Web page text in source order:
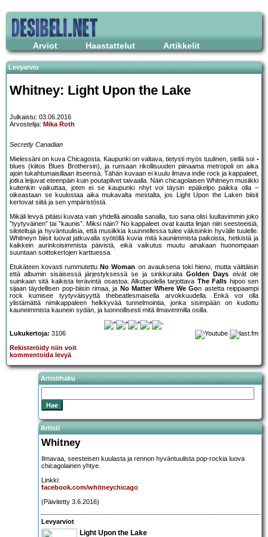
Arviot Haastattelut Artikkelit
Levyarvio
Whitney: Light Upon the Lake
Julkaistu: 03.06.2016
Arvostelija: Mika Roth
Secretly Canadian
Mielessäni on kuva Chicagosta. Kaupunki on valtava, tietysti myös tuulinen, siellä soi
blues (kiitos Blues Brothersin), ja runsaan rikollisuuden piinaama metropoli on aika
ajoin tukahtumaisillaan itseensä. Tähän kuvaan ei kuulu ilmava indie rock ja kappaleet,
jotka leijuvat eteenpäin kuin poutapilvet taivaalla. Näin chicagolaisen Whitneyn musiikki
kuitenkin vaikuttaa, joten ei se kaupunki nhyt voi täysin epäkelpo paikka olla –
oikeastaan se kuulostaa aika mukavalta mestalta, jos Light Upon the Laken biisit
kertovat siitä ja sen ympäristöstä.
Mikäli levyä pitäisi kuvata vain yhdellä ainoalla sanalla, tuo sana olisi luultavimmin joko
”tyytyväinen” tai ”kaunis”. Miksi näin? No kappaleet ovat kautta linjan niin seesteeisiä,
siloteltuja ja hyväntuulisia, että musiikkia kuunnellessa tulee väkisinkin hyvälle tuulelle.
Whitneyn biisit luovat jatkuvalla syötöllä kuvia mitä kauniimmista paikoista, hetkistä ja
kaikkein aurinkoisimmista päivistä, eikä vaikutus muutu ainakaan huonompaan
suuntaan soittokertojen karttuessa.
Etukäteen kovasti rummutettu No Woman on avauksena toki hieno, mutta väittäisin
että albumin sisäisessä järjestyksessä se ja sinkkuraitaGolden Days eivät ole
suinkaan sitä kaikista terävintä osastoa. Alkupuolella tarjottava The Falls hipoo sen
sijaan täydellisen pop-biisin rimaa, ja No Matter Where We Gon astetta reippaampi
rock kumisee tyytyväisyyttä thebeatlesmaisella arvokkuudella. Enkä voi olla
ylistämättä nimikappaleen helkkyvää tunnelmointia, jonka sisimpään on kudottu
kauneimmista kaunein sydän, ja luonnollisesti mitä ilmavimmilla osilla.
Lukukertoja: 3106
Rekisteröidy niin voit
kommentoida levyä
Artistihaku
Artisti
Whitney
Ilmavaa, seesteisen kuulasta ja rennon hyväntuulista pop-rockia luova
chicagolainen yhtye.
Linkki:
facebook.com/whitneychicago
(Päivitetty 3.6.2016)
Levyarviot
Light Upon the Lake